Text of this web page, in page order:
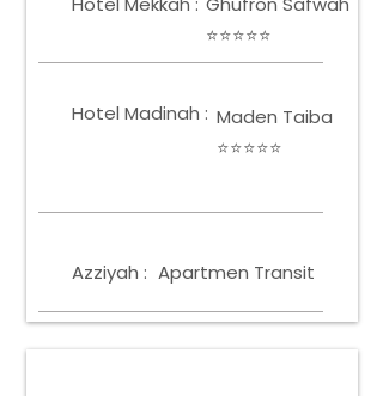
⭐⭐⭐⭐⭐
Hotel Madinah : Maden Taiba
⭐⭐⭐⭐⭐
Azziyah : Apartmen Transit